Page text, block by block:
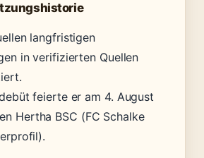
langfristigen
in verifizierten Quellen
feierte er am 4. August
Hertha BSC (FC Schalke